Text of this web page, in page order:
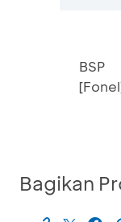
BSP
Bagikan